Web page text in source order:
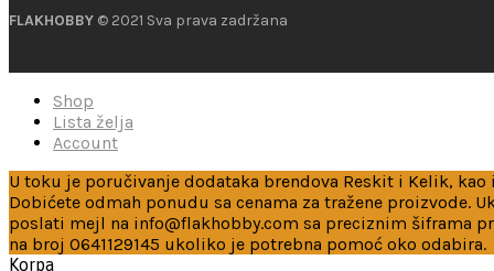
FLAKHOBBY © 2021 Sva prava zadržana
Shop
Lista želja
Account
U toku je poručivanje dodataka brendova Reskit i Kelik, kao
Dobićete odmah ponudu sa cenama za tražene proizvode.
poslati mejl na info@flakhobby.com sa preciznim šiframa
na broj 0641129145 ukoliko je potrebna pomoć oko odabira.
Korpa